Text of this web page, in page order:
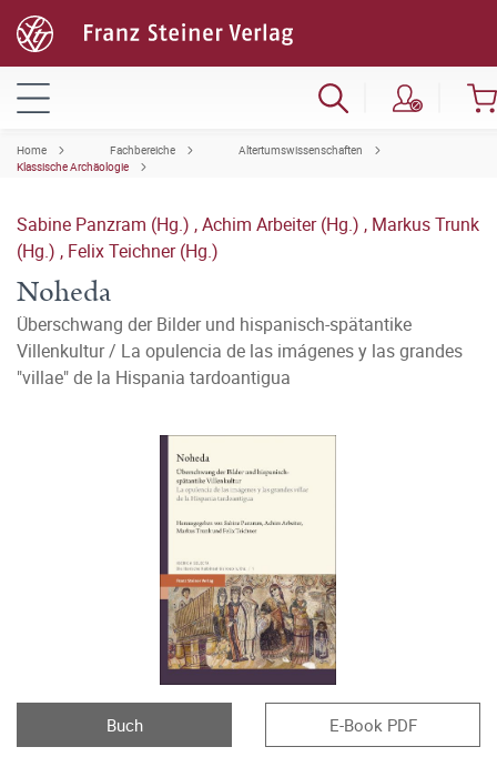
Home Fachbereiche
Altertumswissenschaften
Klassische Archäologie
Sabine Panzram (Hg.) ,Achim Arbeiter (Hg.) , Markus Trunk
(Hg.) , Felix Teichner (Hg.)
Noheda
Überschwang der Bilder und hispanisch-spätantike
Villenkultur / La opulencia de las imágenes y las grandes
"villae" de la Hispania tardoantigua
Buch E-Book PDF